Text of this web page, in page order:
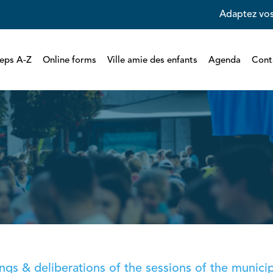
Adaptez
A-Z Online forms Ville amie des enfants Agenda
& deliberations of the sessions of the